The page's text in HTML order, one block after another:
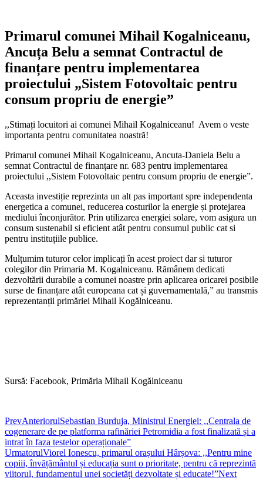
Primarul comunei Mihail Kogalniceanu,
Ancuța Belu a semnat Contractul de
finanțare pentru implementarea
proiectului „Sistem Fotovoltaic pentru
consum propriu de energie”
,,Stimați locuitori ai comunei Mihail Kogalniceanu! Avem o veste
importanta pentru comunitatea noastră!
Primarul comunei Mihail Kogalniceanu, Ancuta-Daniela Belu a
semnat Contractul de finanțare nr. 683 pentru implementarea
proiectului ,,Sistem Fotovoltaic pentru consum propriu de energie”.
Aceasta investiție reprezinta un alt pas important spre independenta
energetica a comunei, reducerea costurilor la energie și protejarea
mediului înconjurător. Prin utilizarea energiei solare, vom asigura un
consum sustenabil si eficient atât pentru consumul public cat si
pentru instituțiile publice.
Mulțumim tuturor celor implicați în acest proiect dar si tuturor
colegilor din Primaria M. Kogalniceanu. Rămânem dedicati
dezvoltării durabile a comunei noastre prin aplicarea oricarei posibile
surse de finanțare atât europeana cat și guvernamentală,” au transmis
reprezentanții primăriei Mihail Kogălniceanu.
Sursă: Facebook, Primăria Mihail Kogălniceanu
PrevAnteriorulSebastian Burduja, Ministrul Energiei: ,,Centrala de
cogenerare de pe platforma rafinăriei Petromidia a fost finalizată și a
intrat în faza testelor operaționale”
UrmatorulViorel Ionescu, primarul orașului Hârșova: ,,Pentru mine
copiii, învățământul și educația sunt o prioritate, pentru că reprezintă
viitorul, fundamentul unei societăți dezvoltate și educate!”Next